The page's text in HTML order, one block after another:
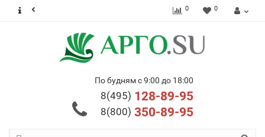
0 0
По будням с 9:00 до 18:00
8(495) 128-89-95
8(800) 350-89-95